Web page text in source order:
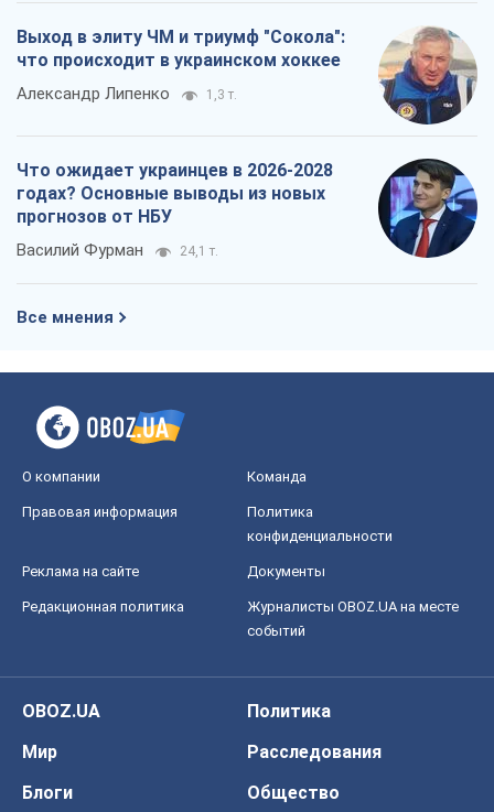
Выход в элиту ЧМ и триумф "Сокола":
что происходит в украинском хоккее
Александр Липенко 1,3 т.
Что ожидает украинцев в 2026-2028
годах? Основные выводы из новых
прогнозов от НБУ
Василий Фурман 24,1 т.
Все мнения
О компании Команда
Правовая информация
Политика
конфиденциальности
Реклама на сайте Документы
Редакционная политика
Журналисты OBOZ.UA на месте
событий
OBOZ.UA
Политика
Мир
Расследования
Блоги
Общество